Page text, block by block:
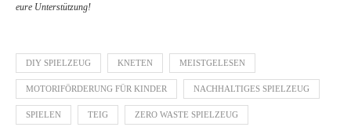
eure Unterstützung!
DIY SPIELZEUG KNETEN MEISTGELESEN
MOTORIFÖRDERUNG FÜR KINDER NACHHALTIGES SPIELZEUG
SPIELEN TEIG ZERO WASTE SPIELZEUG